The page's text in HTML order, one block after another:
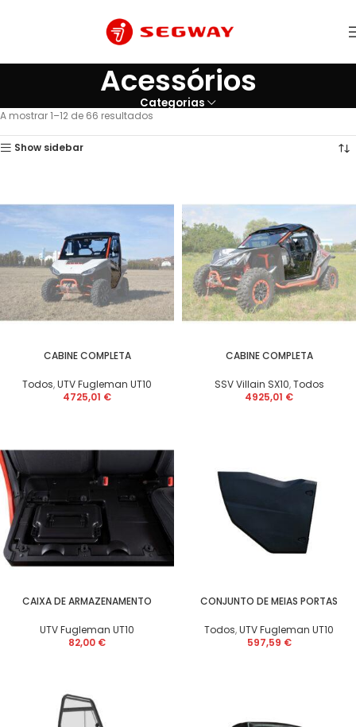
Acessórios
Categorias
A mostrar 1–12 de 66 resultados
Show sidebar
CABINE COMPLETA
Todos,UTV Fugleman UT10
4725,01 €
CABINE COMPLETA
SSV Villain SX10,Todos
4925,01 €
CAIXA DE ARMAZENAMENTO
UTV Fugleman UT10
82,00 €
CONJUNTO DE MEIAS PORTAS
Todos,UTV Fugleman UT10
597,59 €